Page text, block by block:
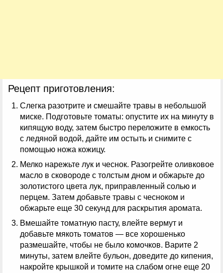
Рецепт приготовления:
Слегка разотрите и смешайте травы в небольшой
миске. Подготовьте томаты: опустите их на минуту в
кипящую воду, затем быстро переложите в емкость
с ледяной водой, дайте им остыть и снимите с
помощью ножа кожицу.
Мелко нарежьте лук и чеснок. Разогрейте оливковое
масло в сковороде с толстым дном и обжарьте до
золотистого цвета лук, приправленный солью и
перцем. Затем добавьте травы с чесноком и
обжарьте еще 30 секунд для раскрытия аромата.
Вмешайте томатную пасту, влейте вермут и
добавьте мякоть томатов — все хорошенько
размешайте, чтобы не было комочков. Варите 2
минуты, затем влейте бульон, доведите до кипения,
накройте крышкой и томите на слабом огне еще 20